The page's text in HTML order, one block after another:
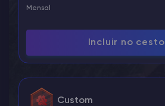
Mensal
Incluir no cesto
Custom